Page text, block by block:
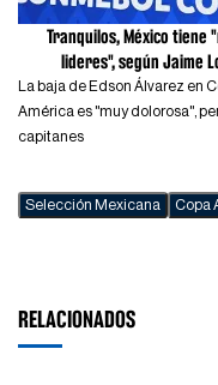
Tranquilos, México tiene
lideres", según Jaime
La baja de Edson Álvarez en
América es "muy dolorosa",
capitanes
Selección Mexicana Copa
RELACIONADOS